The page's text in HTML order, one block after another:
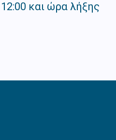
και ώρα λήξης